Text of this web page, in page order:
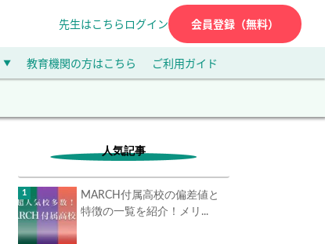
先生はこちら ログイン 会員登録（無料）
▼ 教育機関の方はこちら ご利用ガイド
人気記事
MARCH付属高校の偏差値と
特徴の一覧を紹介！メリ...